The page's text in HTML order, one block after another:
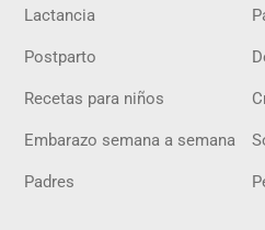
Lactancia
Postparto
Recetas para niños
Embarazo semana a semana
Padres